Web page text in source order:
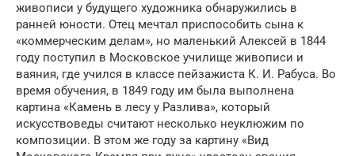
живописи у будущего художника обнаружились в
ранней юности. Отец мечтал приспособить сына к
«коммерческим делам», но маленький Алексей в 1844
году поступил в Московское училище живописи и
ваяния, где учился в классе пейзажиста К. И. Рабуса. Во
время обучения, в 1849 году им была выполнена
картина «Камень в лесу у Разлива», который
искусствоведы считают несколько неуклюжим по
композиции. В этом же году за картину «Вид